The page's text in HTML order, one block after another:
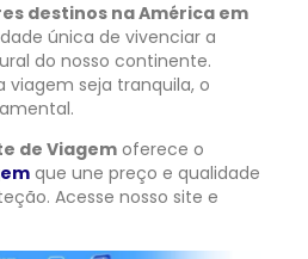
destinos na América em
única de vivenciar a
do nosso continente.
viagem seja tranquila, o
de Viagemoferece o
que une preço e qualidade
Acesse nosso site e